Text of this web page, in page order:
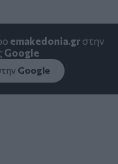
emakedonia.grστην
Google
Google